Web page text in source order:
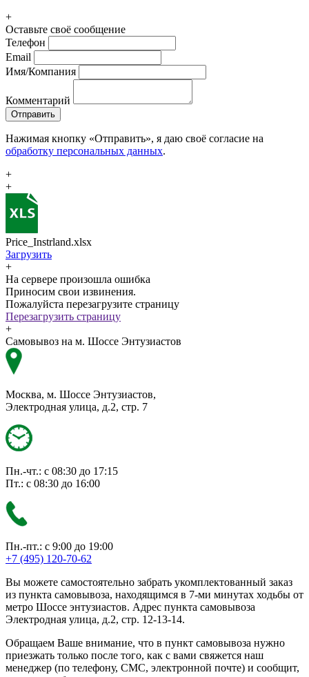
+
Оставьте своё сообщение
Телефон
Email
Имя/Компания
Комментарий
Отправить
Нажимая кнопку «Отправить», я даю своё согласие на
обработку персональных данных.
+
+
Price_Instrland.xlsx
Загрузить
+
На сервере произошла ошибка
Приносим свои извинения.
Пожалуйста перезагрузите страницу
Перезагрузить страницу
+
Самовывоз на м. Шоссе Энтузиастов
Москва, м. Шоссе Энтузиастов,
Электродная улица, д.2, стр. 7
Пн.-чт.: с 08:30 до 17:15
Пт.: с 08:30 до 16:00
Пн.-пт.: с 9:00 до 19:00
+7 (495) 120-70-62
Вы можете самостоятельно забрать укомплектованный заказ
из пункта самовывоза, находящимся в 7-ми минутах ходьбы от
метро Шоссе энтузиастов. Адрес пункта самовывоза
Электродная улица, д.2, стр. 12-13-14.
Обращаем Ваше внимание, что в пункт самовывоза нужно
приезжать только после того, как с вами свяжется наш
менеджер (по телефону, СМС, электронной почте) и сообщит,